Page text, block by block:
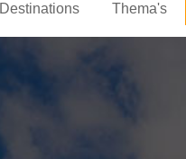
Destinations Thema's